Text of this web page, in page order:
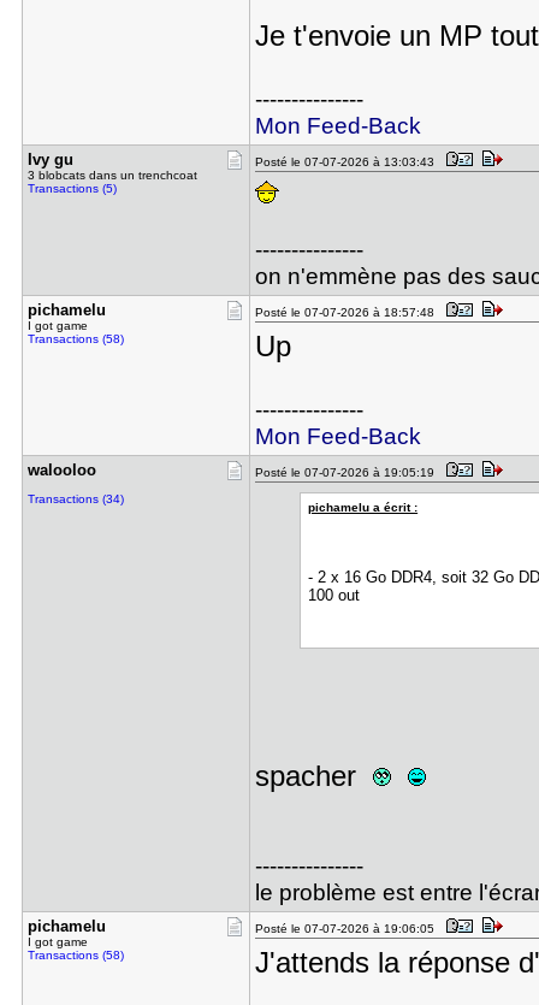
Je t'envoie un MP
---------------
Mon Feed-Back
Ivy gu
3 blobcats dans un trenchcoat
Transactions (5)
Posté le 07-07-2026 à 13:03:43
---------------
on n'emmène pas des
pichamelu
I got game
Transactions (58)
Posté le 07-07-2026 à 18:57:48
Up
---------------
Mon Feed-Back
walooloo
Transactions (34)
Posté le 07-07-2026 à 19:05:19
pichamelu a écrit :
- 2 x 16 Go DDR4, soit 32 Go
100 out
spacher
---------------
le problème est entre
pichamelu
I got game
Transactions (58)
Posté le 07-07-2026 à 19:06:05
J'attends la réponse